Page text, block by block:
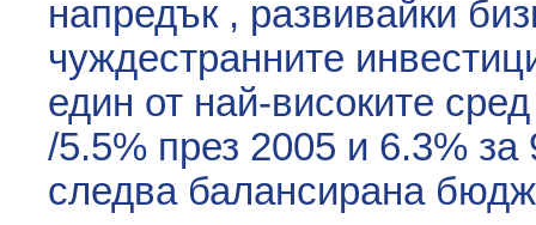
напредък , развивайки
чуждестранните
един от най-високите
/5.5% през 2005 и 6.3%
следва балансирана